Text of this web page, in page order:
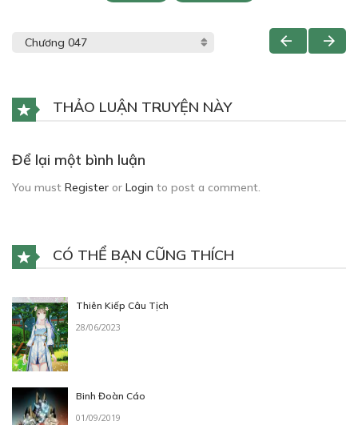
THẢO LUẬN TRUYỆN NÀY
Để lại một bình luận
You must Register or Login to post a comment.
CÓ THỂ BẠN CŨNG THÍCH
Thiên Kiếp Câu Tịch
28/06/2023
Binh Đoàn Cáo
01/09/2019